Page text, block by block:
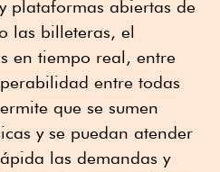
plataformas abiertas de
las billeteras, el
en tiempo real, entre
entre todas
que se sumen
y se puedan atender
las demandas y